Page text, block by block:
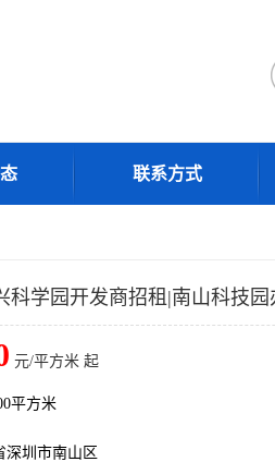
联系方式
科学园开发商招租|南山科技园
元/平方米 起
平方米
深圳市南山区